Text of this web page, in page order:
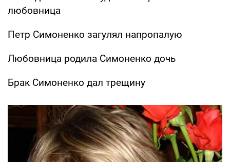
любовница
Петр Симоненко загулял напропалую
Любовница родила Симоненко дочь
Брак Симоненко дал трещину